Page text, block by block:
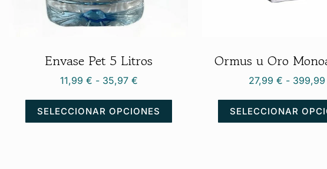
Envase Pet 5 Litros
11,99 € - 35,97 €
SELECCIONAR OPCIONES
Ormus u Oro
27,99 € - 399,99
SELECCIONAR